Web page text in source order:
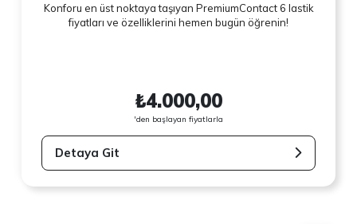
Konforu en üst noktaya taşıyan PremiumContact 6 lastik
fiyatları ve özelliklerini hemen bugün öğrenin!
₺4.000,00
'den başlayan fiyatlarla
Detaya Git